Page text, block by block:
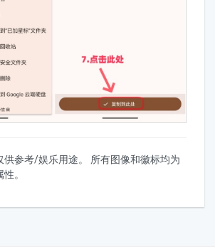
供参考/娱乐用途。 所有图像和徽标均为
。